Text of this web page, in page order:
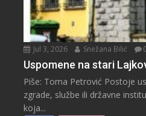
Jul 3, 2026 Snežana Bilić
Uspomene na stari
Piše: Toma Petrović Postoje
zgrade, službe ili državne
koja...